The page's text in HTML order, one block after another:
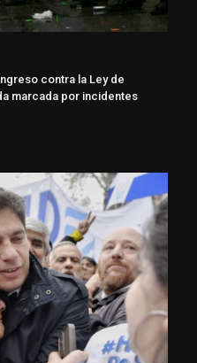
contra la Ley de
marcada por incidentes